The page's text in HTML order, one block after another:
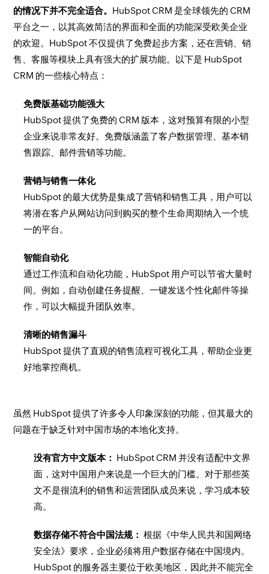
的情况下并不完全适合。 HubSpot CRM 是全球领先的 CRM
平台之一，以其高效简洁的界面和全面的功能深受欧美企业
的欢迎。HubSpot 不仅提供了免费起步方案，还在营销、销
售、客服等模块上具有强大的扩展功能。以下是 HubSpot
CRM 的一些核心特点：
免费版基础功能强大
HubSpot 提供了免费的 CRM 版本，这对预算有限的小型
企业来说非常友好。免费版涵盖了客户数据管理、基本销
售跟踪、邮件营销等功能。
营销与销售一体化
HubSpot 的最大优势是集成了营销和销售工具，用户可以
将潜在客户从网站访问到购买的整个生命周期纳入一个统
一的平台。
智能自动化
通过工作流和自动化功能，HubSpot 用户可以节省大量时
间。例如，自动创建任务提醒、一键发送个性化邮件等操
作，可以大幅提升团队效率。
清晰的销售漏斗
HubSpot 提供了直观的销售流程可视化工具，帮助企业更
好地掌控商机。
虽然 HubSpot 提供了许多令人印象深刻的功能，但其最大的
问题在于缺乏针对中国市场的本地化支持。
没有官方中文版本： HubSpot CRM 并没有适配中文界
面，这对中国用户来说是一个巨大的门槛。对于那些英
文不是很流利的销售和运营团队成员来说，学习成本较
高。
数据存储不符合中国法规： 根据《中华人民共和国网络
安全法》要求，企业必须将用户数据存储在中国境内。
HubSpot 的服务器主要位于欧美地区，因此并不能完全